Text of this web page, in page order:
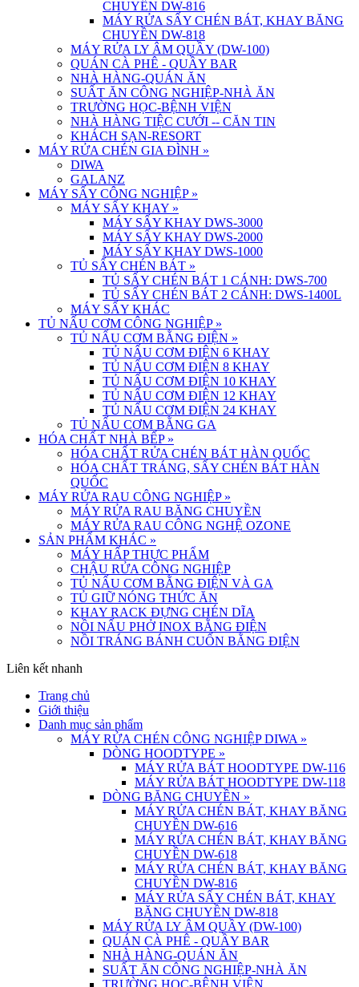
CHUYỀN DW-816
MÁY RỬA SẤY CHÉN BÁT, KHAY BĂNG
CHUYỀN DW-818
MÁY RỬA LY ÂM QUẦY (DW-100)
QUÁN CÀ PHÊ - QUẦY BAR
NHÀ HÀNG-QUÁN ĂN
SUẤT ĂN CÔNG NGHIỆP-NHÀ ĂN
TRƯỜNG HỌC-BỆNH VIỆN
NHÀ HÀNG TIỆC CƯỚI -- CĂN TIN
KHÁCH SẠN-RESORT
MÁY RỬA CHÉN GIA ĐÌNH »
DIWA
GALANZ
MÁY SẤY CÔNG NGHIỆP »
MÁY SẤY KHAY »
MÁY SẤY KHAY DWS-3000
MÁY SẤY KHAY DWS-2000
MÁY SẤY KHAY DWS-1000
TỦ SẤY CHÉN BÁT »
TỦ SẤY CHÉN BÁT 1 CÁNH: DWS-700
TỦ SẤY CHÉN BÁT 2 CÁNH: DWS-1400L
MÁY SẤY KHÁC
TỦ NẤU CƠM CÔNG NGHIỆP »
TỦ NẤU CƠM BẰNG ĐIỆN »
TỦ NẤU CƠM ĐIỆN 6 KHAY
TỦ NẤU CƠM ĐIỆN 8 KHAY
TỦ NẤU CƠM ĐIỆN 10 KHAY
TỦ NẤU CƠM ĐIỆN 12 KHAY
TỦ NẤU CƠM ĐIỆN 24 KHAY
TỦ NẤU CƠM BẰNG GA
HÓA CHẤT NHÀ BẾP »
HÓA CHẤT RỬA CHÉN BÁT HÀN QUỐC
HÓA CHẤT TRÁNG, SẤY CHÉN BÁT HÀN
QUỐC
MÁY RỬA RAU CÔNG NGHIỆP »
MÁY RỬA RAU BĂNG CHUYỀN
MÁY RỬA RAU CÔNG NGHỆ OZONE
SẢN PHẨM KHÁC »
MÁY HẤP THỰC PHẨM
CHẬU RỬA CÔNG NGHIỆP
TỦ NẤU CƠM BẰNG ĐIỆN VÀ GA
TỦ GIỮ NÓNG THỨC ĂN
KHAY RACK ĐỰNG CHÉN DĨA
NỒI NẤU PHỞ INOX BẰNG ĐIỆN
NỒI TRÁNG BÁNH CUỐN BẰNG ĐIỆN
Liên kết nhanh
Trang chủ
Giới thiệu
Danh mục sản phẩm
MÁY RỬA CHÉN CÔNG NGHIỆP DIWA »
DÒNG HOODTYPE »
MÁY RỬA BÁT HOODTYPE DW-116
MÁY RỬA BÁT HOODTYPE DW-118
DÒNG BĂNG CHUYỀN »
MÁY RỬA CHÉN BÁT, KHAY BĂNG
CHUYỀN DW-616
MÁY RỬA CHÉN BÁT, KHAY BĂNG
CHUYỀN DW-618
MÁY RỬA CHÉN BÁT, KHAY BĂNG
CHUYỀN DW-816
MÁY RỬA SẤY CHÉN BÁT, KHAY
BĂNG CHUYỀN DW-818
MÁY RỬA LY ÂM QUẦY (DW-100)
QUÁN CÀ PHÊ - QUẦY BAR
NHÀ HÀNG-QUÁN ĂN
SUẤT ĂN CÔNG NGHIỆP-NHÀ ĂN
TRƯỜNG HỌC-BỆNH VIỆN